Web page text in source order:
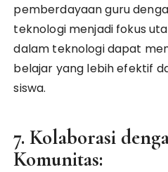
pemberdayaan guru
teknologi menjadi fokus
dalam teknologi dapat
belajar yang lebih efektif
siswa.
7. Kolaborasi
Komunitas: